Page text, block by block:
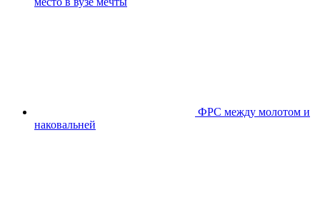
ФРС между молотом и
наковальней